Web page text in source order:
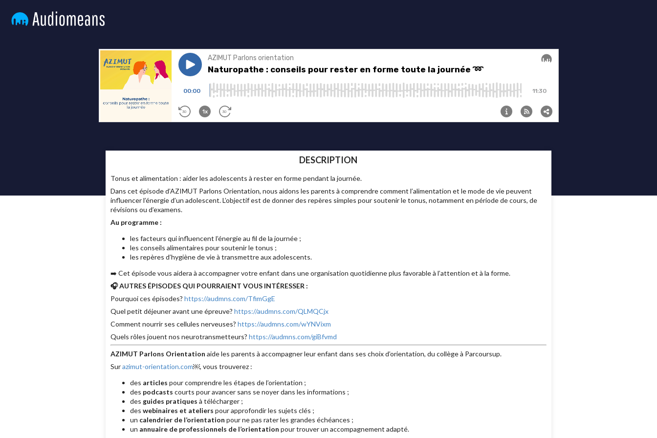
DESCRIPTION
Tonus et alimentation : aider les adolescents à rester en forme pendant la journée.
Dans cet épisode d’AZIMUT Parlons Orientation, nous aidons les parents à comprendre comment l’alimentation et le mode de vie peuvent
influencer l’énergie d’un adolescent. L’objectif est de donner des repères simples pour soutenir le tonus, notamment en période de cours, de
révisions ou d’examens.
Au programme :
les facteurs qui influencent l’énergie au fil de la journée ;
les conseils alimentaires pour soutenir le tonus ;
les repères d’hygiène de vie à transmettre aux adolescents.
➡️ Cet épisode vous aidera à accompagner votre enfant dans une organisation quotidienne plus favorable à l’attention et à la forme.
🎧 AUTRES ÉPISODES QUI POURRAIENT VOUS INTÉRESSER :
Pourquoi ces épisodes? https://audmns.com/TfimGgE
Quel petit déjeuner avant une épreuve? https://audmns.com/QLMQCjx
Comment nourrir ses cellules nerveuses? https://audmns.com/wYNVixm
Quels rôles jouent nos neurotransmetteurs? https://audmns.com/giBfvmd
AZIMUT Parlons Orientation aide les parents à accompagner leur enfant dans ses choix d’orientation, du collège à Parcoursup.
Surazimut-orientation.com￼, vous trouverez :
des articles pour comprendre les étapes de l’orientation ;
des podcasts courts pour avancer sans se noyer dans les informations ;
des guides pratiques à télécharger ;
des webinaires et ateliers pour approfondir les sujets clés ;
un calendrier de l’orientation pour ne pas rater les grandes échéances ;
un annuaire de professionnels de l’orientation pour trouver un accompagnement adapté.